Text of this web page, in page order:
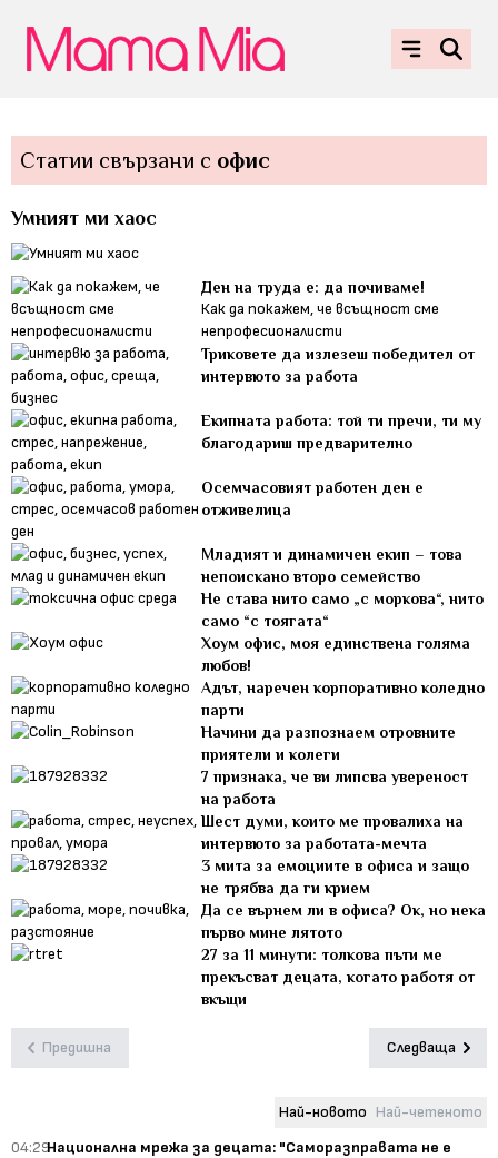
Статии свързани с офис
Умният ми хаос
Ден на труда е: да почиваме!
Как да покажем, че всъщност сме
непрофесионалисти
Триковете да излезеш победител от
интервюто за работа
Екипната работа: той ти пречи, ти му
благодариш предварително
Осемчасовият работен ден е
отживелица
Младият и динамичен екип – това
непоискано второ семейство
Не става нито само „с моркова“, нито
само “с тоягата“
Хоум офис, моя единствена голяма
любов!
Адът, наречен корпоративно коледно
парти
Начини да разпознаем отровните
приятели и колеги
7 признака, че ви липсва увереност
на работа
Шест думи, които ме провалиха на
интервюто за работата-мечта
3 мита за емоциите в офиса и защо
не трябва да ги крием
Да се върнем ли в офиса? Ок, но нека
първо мине лятото
27 за 11 минути: толкова пъти ме
прекъсват децата, когато работя от
вкъщи
Предишна Следваща
Най-новото Най-четеното
04:29Национална мрежа за децата: "Саморазправата не е